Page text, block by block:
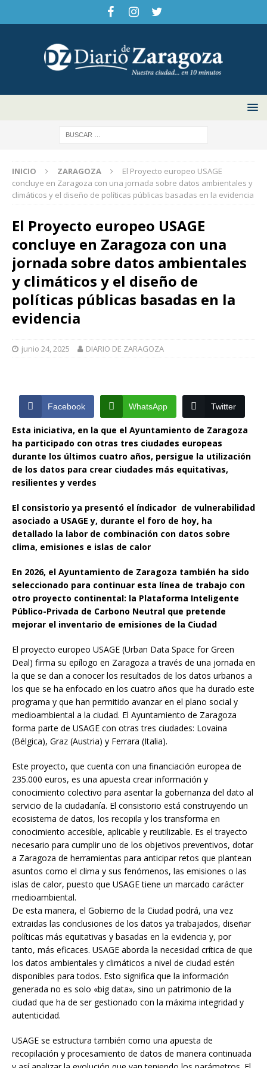
INICIO ZARAGOZA
El Proyecto europeo USAGE
concluye en Zaragoza con una jornada sobre datos ambientales y
climáticos y el diseño de políticas públicas basadas en la evidencia
El Proyecto europeo USAGE
concluye en Zaragoza con una
jornada sobre datos ambientales
y climáticos y el diseño de
políticas públicas basadas en la
evidencia
junio 24, 2025 DIARIO DE ZARAGOZA
Facebook WhatsApp Twitter
Esta iniciativa, en la que el Ayuntamiento de Zaragoza
ha participado con otras tres ciudades europeas
durante los últimos cuatro años, persigue la utilización
de los datos para crear ciudades más equitativas,
resilientes y verdes
El consistorio ya presentó el índicador de vulnerabilidad
asociado a USAGE y, durante el foro de hoy, ha
detallado la labor de combinación con datos sobre
clima, emisiones e islas de calor
En 2026, el Ayuntamiento de Zaragoza también ha sido
seleccionado para continuar esta línea de trabajo con
otro proyecto continental: la Plataforma Inteligente
Público-Privada de Carbono Neutral que pretende
mejorar el inventario de emisiones de la Ciudad
El proyecto europeo USAGE (Urban Data Space for Green
Deal) firma su epílogo en Zaragoza a través de una jornada en
la que se dan a conocer los resultados de los datos urbanos a
los que se ha enfocado en los cuatro años que ha durado este
programa y que han permitido avanzar en el plano social y
medioambiental a la ciudad. El Ayuntamiento de Zaragoza
forma parte de USAGE con otras tres ciudades: Lovaina
(Bélgica), Graz (Austria) y Ferrara (Italia).
Este proyecto, que cuenta con una financiación europea de
235.000 euros, es una apuesta crear información y
conocimiento colectivo para asentar la gobernanza del dato al
servicio de la ciudadanía. El consistorio está construyendo un
ecosistema de datos, los recopila y los transforma en
conocimiento accesible, aplicable y reutilizable. Es el trayecto
necesario para cumplir uno de los objetivos preventivos, dotar
a Zaragoza de herramientas para anticipar retos que plantean
asuntos como el clima y sus fenómenos, las emisiones o las
islas de calor, puesto que USAGE tiene un marcado carácter
medioambiental.
De esta manera, el Gobierno de la Ciudad podrá, una vez
extraidas las conclusiones de los datos ya trabajados, diseñar
políticas más equitativas y basadas en la evidencia y, por
tanto, más eficaces. USAGE aborda la necesidad crítica de que
los datos ambientales y climáticos a nivel de ciudad estén
disponibles para todos. Esto significa que la información
generada no es solo «big data», sino un patrimonio de la
ciudad que ha de ser gestionado con la máxima integridad y
autenticidad.
USAGE se estructura también como una apuesta de
recopilación y procesamiento de datos de manera continuada